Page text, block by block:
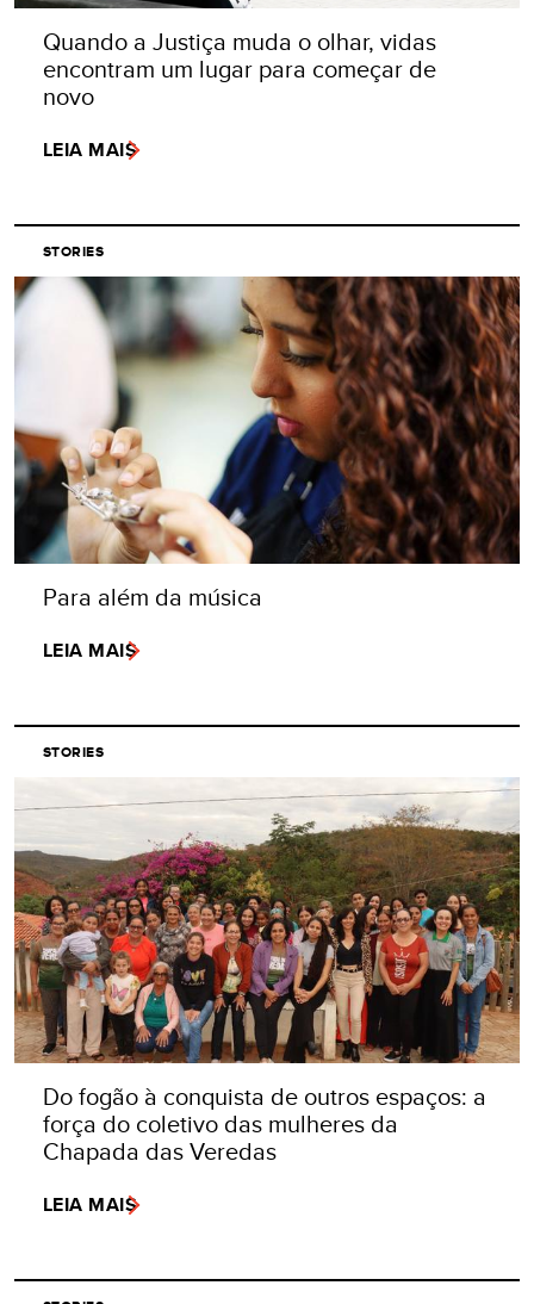
Quando a Justiça muda o olhar, vidas
encontram um lugar para começar de
novo
LEIA MAIS
STORIES
Para além da música
LEIA MAIS
STORIES
Do fogão à conquista de outros espaços: a
força do coletivo das mulheres da
Chapada das Veredas
LEIA MAIS